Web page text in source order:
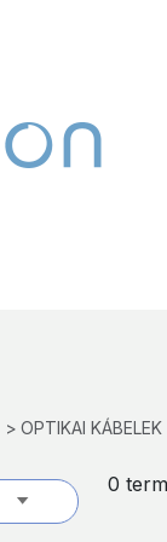
OPTIKAI KÁBELEK
0